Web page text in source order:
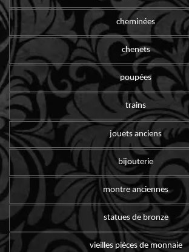
cheminées
chenets
poupées
trains
jouets anciens
bijouterie
montre anciennes
statues de bronze
vieilles pièces de monnaie